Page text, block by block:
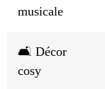
musicale
🛋️ Décor
cosy